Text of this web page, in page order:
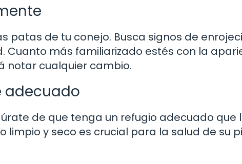
patas de tu conejo. Busca signos de
Cuanto más familiarizado estés con la
notar cualquier cambio.
adecuado
de que tenga un refugio adecuado que
limpio y seco es crucial para la salud de su